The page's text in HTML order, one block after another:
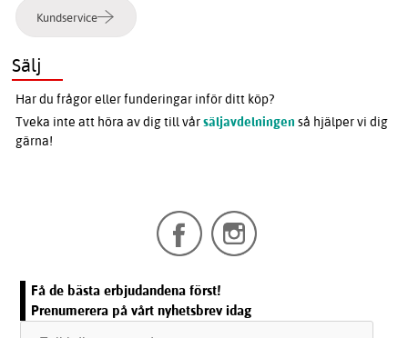
Kundservice
Sälj
Har du frågor eller funderingar inför ditt köp?
Tveka inte att höra av dig till vårsäljavdelningen så hjälper vi dig
gärna!
Få de bästa erbjudandena först!
Prenumerera på vårt nyhetsbrev idag